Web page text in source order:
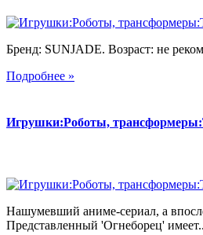
Бренд: SUNJADE. Возраст: не
Подробнее »
Игрушки:Роботы,
Нашумевший аниме-сериал, а
Представленный 'Огнеборец'